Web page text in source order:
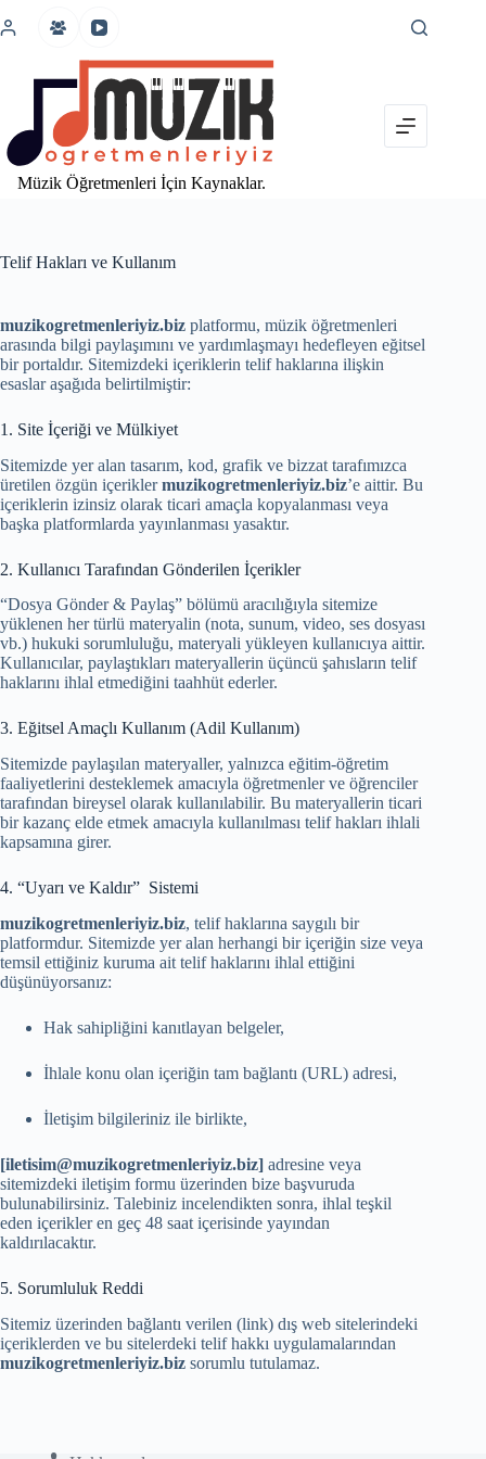
atla
Müzik Öğretmenleri İçin Kaynaklar.
Telif Hakları ve Kullanım
muzikogretmenleriyiz.biz platformu, müzik öğretmenleri
arasında bilgi paylaşımını ve yardımlaşmayı hedefleyen eğitsel
bir portaldır. Sitemizdeki içeriklerin telif haklarına ilişkin
esaslar aşağıda belirtilmiştir:
1. Site İçeriği ve Mülkiyet
Sitemizde yer alan tasarım, kod, grafik ve bizzat tarafımızca
üretilen özgün içeriklermuzikogretmenleriyiz.biz’e aittir. Bu
içeriklerin izinsiz olarak ticari amaçla kopyalanması veya
başka platformlarda yayınlanması yasaktır.
2. Kullanıcı Tarafından Gönderilen İçerikler
“Dosya Gönder & Paylaş” bölümü aracılığıyla sitemize
yüklenen her türlü materyalin (nota, sunum, video, ses dosyası
vb.) hukuki sorumluluğu, materyali yükleyen kullanıcıya aittir.
Kullanıcılar, paylaştıkları materyallerin üçüncü şahısların telif
haklarını ihlal etmediğini taahhüt ederler.
3. Eğitsel Amaçlı Kullanım (Adil Kullanım)
Sitemizde paylaşılan materyaller, yalnızca eğitim-öğretim
faaliyetlerini desteklemek amacıyla öğretmenler ve öğrenciler
tarafından bireysel olarak kullanılabilir. Bu materyallerin ticari
bir kazanç elde etmek amacıyla kullanılması telif hakları ihlali
kapsamına girer.
4. “Uyarı ve Kaldır” Sistemi
muzikogretmenleriyiz.biz, telif haklarına saygılı bir
platformdur. Sitemizde yer alan herhangi bir içeriğin size veya
temsil ettiğiniz kuruma ait telif haklarını ihlal ettiğini
düşünüyorsanız:
Hak sahipliğini kanıtlayan belgeler,
İhlale konu olan içeriğin tam bağlantı (URL) adresi,
İletişim bilgileriniz ile birlikte,
[iletisim@muzikogretmenleriyiz.biz] adresine veya
sitemizdeki iletişim formu üzerinden bize başvuruda
bulunabilirsiniz. Talebiniz incelendikten sonra, ihlal teşkil
eden içerikler en geç 48 saat içerisinde yayından
kaldırılacaktır.
5. Sorumluluk Reddi
Sitemiz üzerinden bağlantı verilen (link) dış web sitelerindeki
içeriklerden ve bu sitelerdeki telif hakkı uygulamalarından
muzikogretmenleriyiz.biz sorumlu tutulamaz.